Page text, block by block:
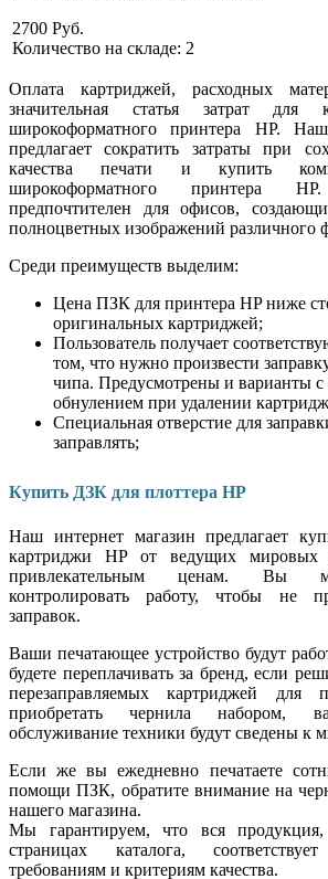
2700 Руб.
Количество на складе: 2
Оплата картриджей, расходных
значительная статья затрат для
широкоформатного принтера HP.
предлагает сократить затраты при
качества печати и купить
широкоформатного принтера HP.
предпочтителен для офисов,
полноцветных изображений различного
Среди преимуществ выделим:
Цена ПЗК для принтера HPниже
оригинальных картриджей;
Пользователь получает
том, что нужно произвести
чипа. Предусмотрены и варианты с
обнулением при удалении
Специальная отверстие для
заправлять;
Купить ДЗК для плоттера HP
Наш интернет магазин предлагает
картриджи HPот ведущих мировых
привлекательным ценам. Вы
контролировать работу, чтобы не
заправок.
Ваши печатающее устройство будут
будете переплачивать за бренд, если
перезаправляемых картриджей для
приобретать чернила набором,
обслуживание техники будут сведены к
Если же вы ежедневно печатаете
помощи ПЗК, обратите внимание на
нашего магазина.
Мы гарантируем, что вся продукция,
страницах каталога,
требованиям и критериям качества.